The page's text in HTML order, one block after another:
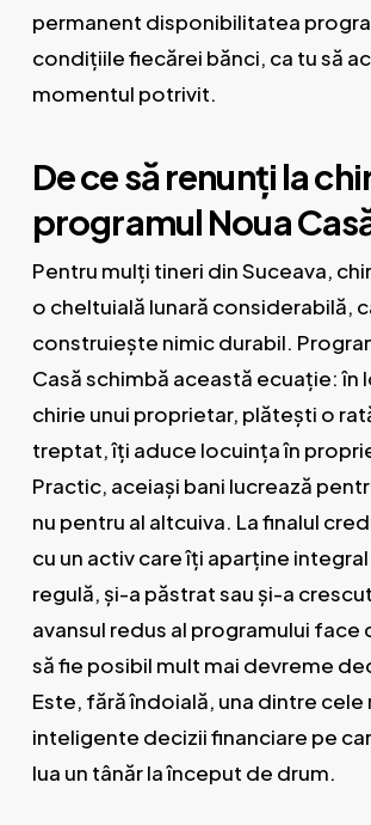
permanent disponibilitatea
condițiile fiecărei bănci, ca tu să
momentul potrivit.
De ce să renunți la
programul Noua
Pentru mulți tineri din Suceava,
o cheltuială lunară considerabilă,
construiește nimic durabil.
Casă schimbă această ecuație: în
chirie unui proprietar, plătești o
treptat, îți aduce locuința în
Practic, aceiași bani lucrează
nu pentru al altcuiva. La finalul
cu un activ care îți aparține
regulă, și-a păstrat sau și-a
avansul redus al programului face
să fie posibil mult mai devreme
Este, fără îndoială, una dintre cele
inteligente decizii financiare pe
lua un tânăr la început de drum.